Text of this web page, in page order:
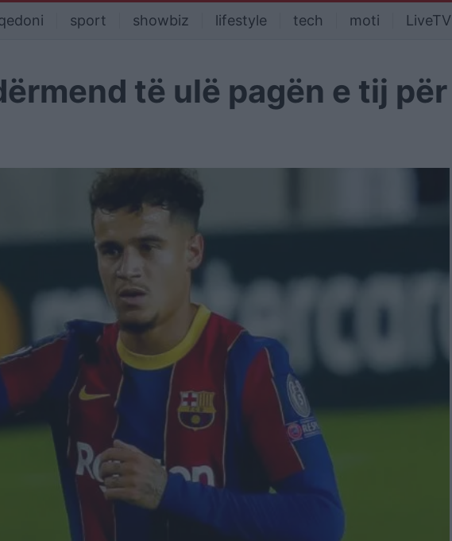
sport showbiz lifestyle tech moti LiveTV
të ulë pagën e tij për